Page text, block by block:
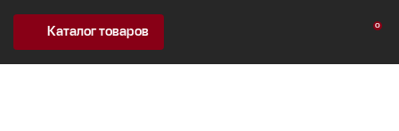
Каталог товаров
0